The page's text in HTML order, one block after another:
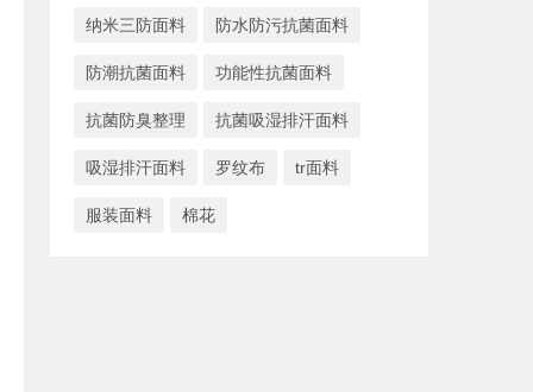
纳米三防面料 防水防污抗菌面料
防潮抗菌面料 功能性抗菌面料
抗菌防臭整理 抗菌吸湿排汗面料
吸湿排汗面料 罗纹布 tr面料
服装面料 棉花